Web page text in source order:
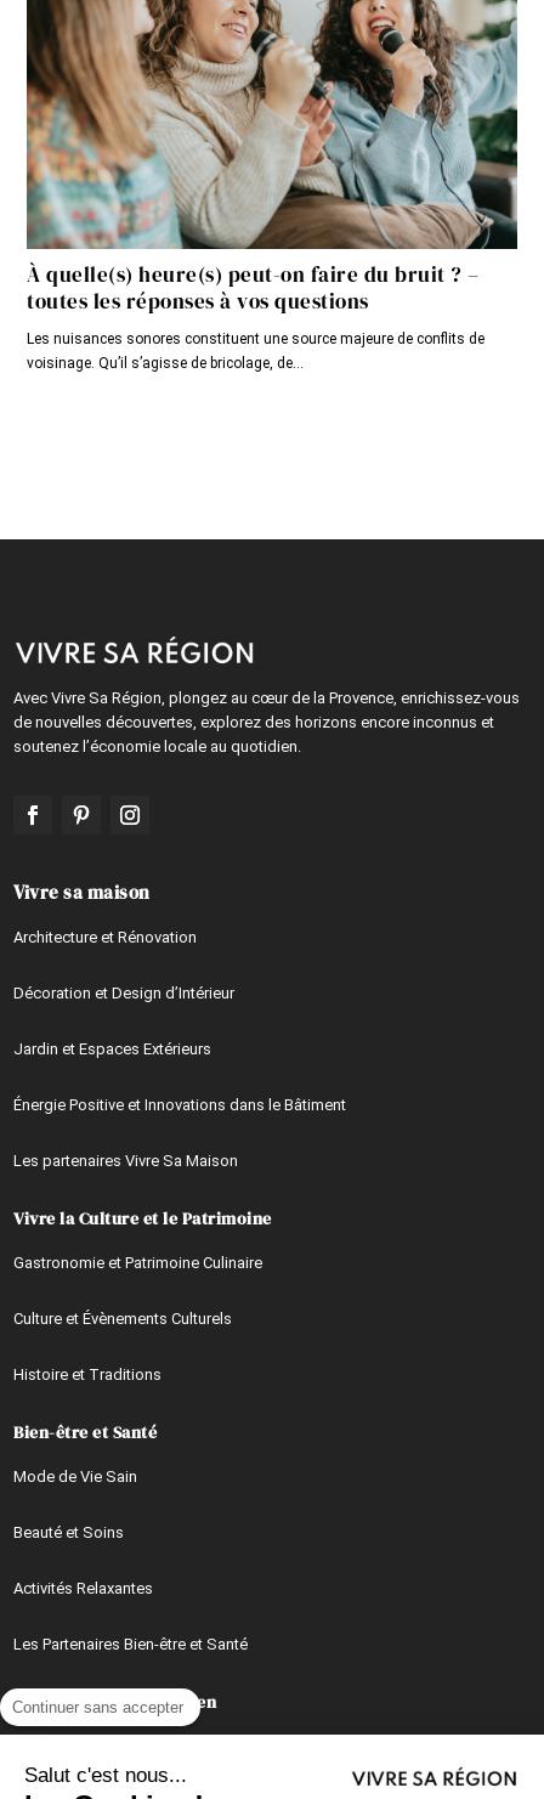
Continuer sans accepter
Salut c'est nous...
À quelle(s) heure(s) peut-on faire du bruit ? –
toutes les réponses à vos questions
Les nuisances sonores constituent une source majeure de conflits de
voisinage. Qu’il s’agisse de bricolage, de...
Avec Vivre Sa Région, plongez au cœur de la Provence, enrichissez-vous
de nouvelles découvertes, explorez des horizons encore inconnus et
soutenez l’économie locale au quotidien.
Vivre sa maison
Architecture et Rénovation
Décoration et Design d’Intérieur
Jardin et Espaces Extérieurs
Énergie Positive et Innovations dans le Bâtiment
Les partenaires Vivre Sa Maison
Vivre la Culture et le Patrimoine
Gastronomie et Patrimoine Culinaire
Culture et Évènements Culturels
Histoire et Traditions
Bien-être et Santé
Mode de Vie Sain
Beauté et Soins
Activités Relaxantes
Les Partenaires Bien-être et Santé
Mieux Vivre au Quotidien